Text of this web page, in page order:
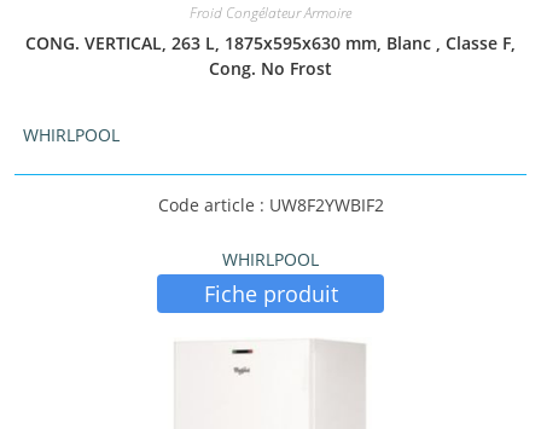
Froid Congélateur Armoire
CONG. VERTICAL, 263 L, 1875x595x630 mm, Blanc , Classe F,
Cong. No Frost
WHIRLPOOL
Code article : UW8F2YWBIF2
WHIRLPOOL
Fiche produit